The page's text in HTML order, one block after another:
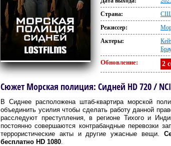
Страна:
Режиссер:
Актеры:
Обновление: 2
Сюжет Морская полиция: Сидней HD 720 /
В Сиднее расположена штаб-квартира морской
объединить усилия чтобы сделать работу данной
расследуют преступления, в регионе Тихого и
постоянно совершаются контрабандные перевозки
террористические акты и другие ужасные вещи.
бесплатно HD 1080.